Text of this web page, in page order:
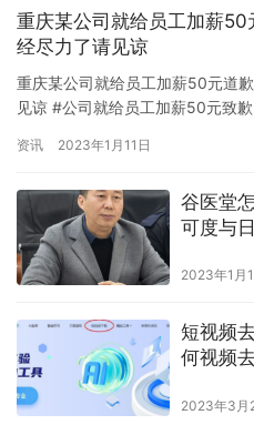
的， 发放一次性生育补助金
重庆某公司就给员工加薪
经尽力了请见谅
重庆某公司就给员工加薪50元道
见谅 #公司就给员工加薪50元致
信引起广泛关注。11日，吉姆记
受益于加薪。 近日，网上发布的
资讯 2023年1月11日
谷医堂
可度与
2023年1月
短视频
何视频
2023年3月